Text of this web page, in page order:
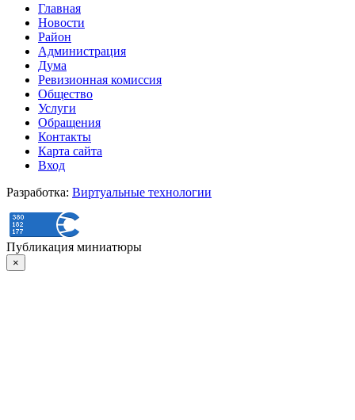
Главная
Новости
Район
Администрация
Дума
Ревизионная комиссия
Общество
Услуги
Обращения
Контакты
Карта сайта
Вход
Разработка: Виртуальные технологии
Публикация миниатюры
×